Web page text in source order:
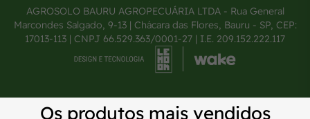
AGROSOLO BAURU AGROPECUÁRIA LTDA - Rua General
Marcondes Salgado, 9-13 | Chácara das Flores, Bauru - SP, CEP:
17013-113 | CNPJ 66.529.363/0001-27 | I.E. 209.152.222.117